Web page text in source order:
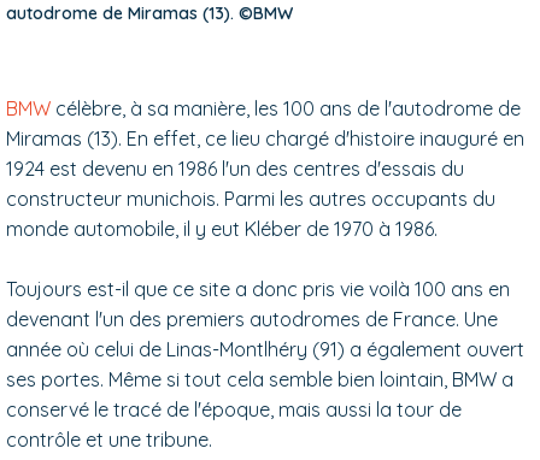
autodrome de Miramas (13). ©BMW
BMW célèbre, à sa manière, les 100 ans de l'autodrome de
Miramas (13). En effet, ce lieu chargé d'histoire inauguré en
1924 est devenu en 1986 l'un des centres d'essais du
constructeur munichois. Parmi les autres occupants du
monde automobile, il y eut Kléber de 1970 à 1986.
Toujours est-il que ce site a donc pris vie voilà 100 ans en
devenant l'un des premiers autodromes de France. Une
année où celui de Linas-Montlhéry (91) a également ouvert
ses portes. Même si tout cela semble bien lointain, BMW a
conservé le tracé de l'époque, mais aussi la tour de
contrôle et une tribune.